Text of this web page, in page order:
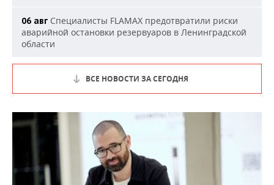
06 авг Специалисты FLAMAX предотвратили риски
аварийной остановки резервуаров в Ленинградской
области
ВСЕ НОВОСТИ ЗА СЕГОДНЯ